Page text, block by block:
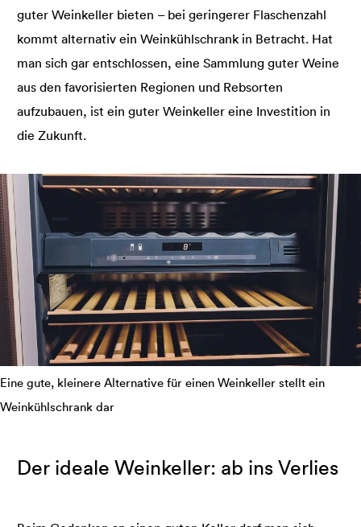
guter Weinkeller bieten – bei geringerer Flaschenzahl
kommt alternativ ein Weinkühlschrank in Betracht. Hat
man sich gar entschlossen, eine Sammlung guter Weine
aus den favorisierten Regionen und Rebsorten
aufzubauen, ist ein guter Weinkeller eine Investition in
die Zukunft.
Eine gute, kleinere Alternative für einen Weinkeller stellt ein
Weinkühlschrank dar
Der ideale Weinkeller: ab ins Verlies